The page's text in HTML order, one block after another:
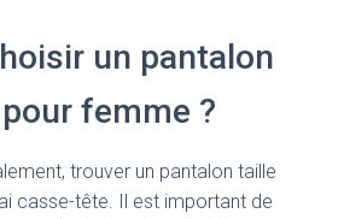
un pantalon
femme ?
trouver un pantalon taille
casse-tête. Il est important de